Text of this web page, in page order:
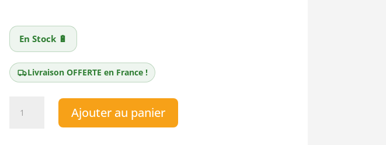
En Stock 🔋
Livraison OFFERTE en France !
Ajouter au panier